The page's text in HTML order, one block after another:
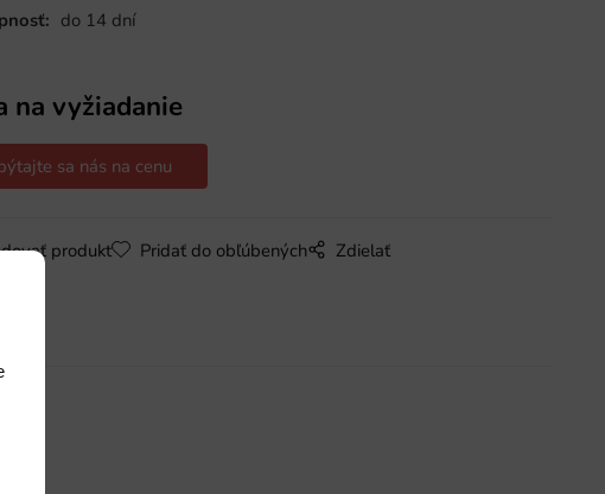
do 14 dní
na vyžiadanie
sa nás na cenu
produkt Pridať do obľúbených Zdielať